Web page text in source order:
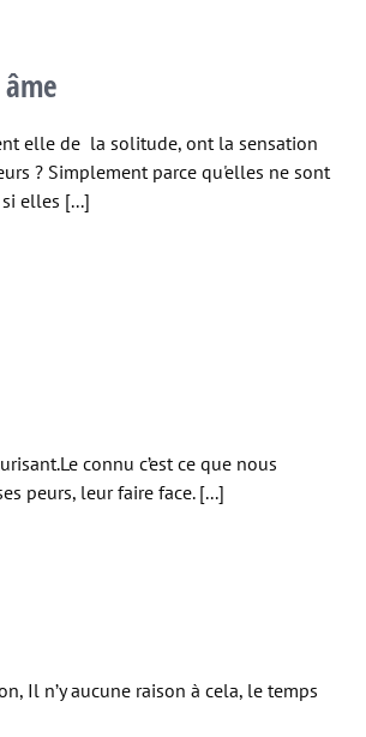
elle de la solitude, ont la sensation
? Simplement parce qu'elles ne sont
elles [...]
connu c’est ce que nous
peurs, leur faire face. [...]
Il n’y aucune raison à cela, le temps